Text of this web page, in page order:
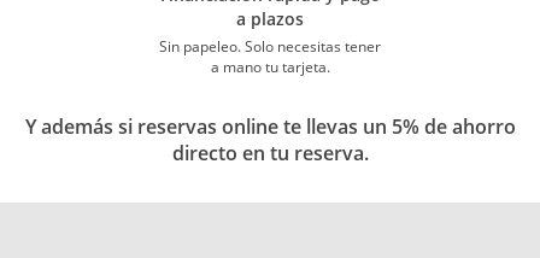
a plazos
Sin papeleo. Solo necesitas tener
a mano tu tarjeta.
Y además si reservas online te llevas un 5% de ahorro
directo en tu reserva.